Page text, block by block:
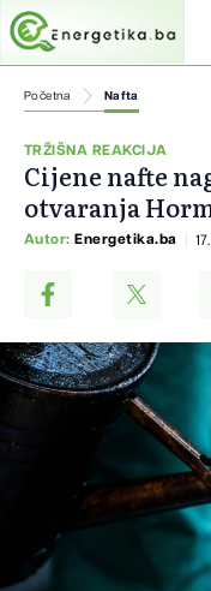
Početna Nafta
TRŽIŠNA REAKCIJA
Cijene nafte
otvaranja
Autor: Energetika.ba